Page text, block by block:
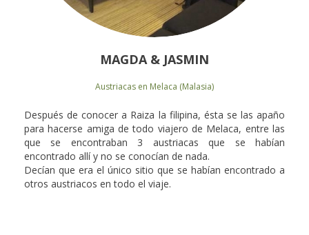
MAGDA & JASMIN
Austriacas en Melaca (Malasia)
Después de conocer a Raiza la filipina, ésta se las apaño
para hacerse amiga de todo viajero de Melaca, entre las
que se encontraban 3 austriacas que se habían
encontrado allí y no se conocían de nada.
Decían que era el único sitio que se habían encontrado a
otros austriacos en todo el viaje.